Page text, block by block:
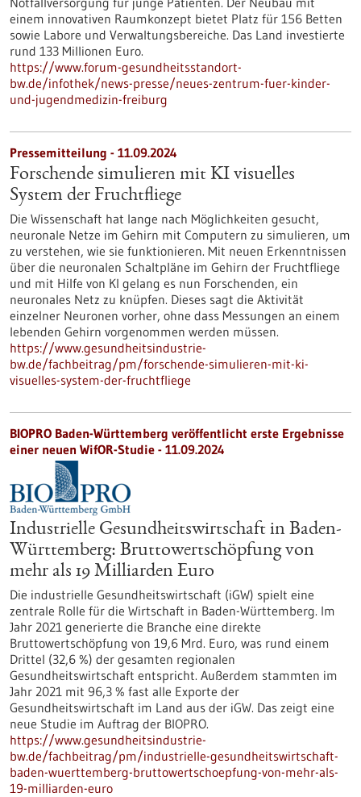
einem innovativen Raumkonzept bietet Platz für 156 Betten
sowie Labore und Verwaltungsbereiche. Das Land investierte
rund 133 Millionen Euro.
https://www.forum-gesundheitsstandort-
bw.de/infothek/news-presse/neues-zentrum-fuer-kinder-
und-jugendmedizin-freiburg
Pressemitteilung - 11.09.2024
Forschende simulieren mit KI visuelles
System der Fruchtfliege
Die Wissenschaft hat lange nach Möglichkeiten gesucht,
neuronale Netze im Gehirn mit Computern zu simulieren, um
zu verstehen, wie sie funktionieren. Mit neuen Erkenntnissen
über die neuronalen Schaltpläne im Gehirn der Fruchtfliege
und mit Hilfe von KI gelang es nun Forschenden, ein
neuronales Netz zu knüpfen. Dieses sagt die Aktivität
einzelner Neuronen vorher, ohne dass Messungen an einem
lebenden Gehirn vorgenommen werden müssen.
https://www.gesundheitsindustrie-
bw.de/fachbeitrag/pm/forschende-simulieren-mit-ki-
visuelles-system-der-fruchtfliege
BIOPRO Baden-Württemberg veröffentlicht erste Ergebnisse
einer neuen WifOR-Studie - 11.09.2024
Industrielle Gesundheitswirtschaft in Baden-
Württemberg: Bruttowertschöpfung von
mehr als 19 Milliarden Euro
Die industrielle Gesundheitswirtschaft (iGW) spielt eine
zentrale Rolle für die Wirtschaft in Baden-Württemberg. Im
Jahr 2021 generierte die Branche eine direkte
Bruttowertschöpfung von 19,6 Mrd. Euro, was rund einem
Drittel (32,6 %) der gesamten regionalen
Gesundheitswirtschaft entspricht. Außerdem stammten im
Jahr 2021 mit 96,3 % fast alle Exporte der
Gesundheitswirtschaft im Land aus der iGW. Das zeigt eine
neue Studie im Auftrag der BIOPRO.
https://www.gesundheitsindustrie-
bw.de/fachbeitrag/pm/industrielle-gesundheitswirtschaft-
baden-wuerttemberg-bruttowertschoepfung-von-mehr-als-
19-milliarden-euro